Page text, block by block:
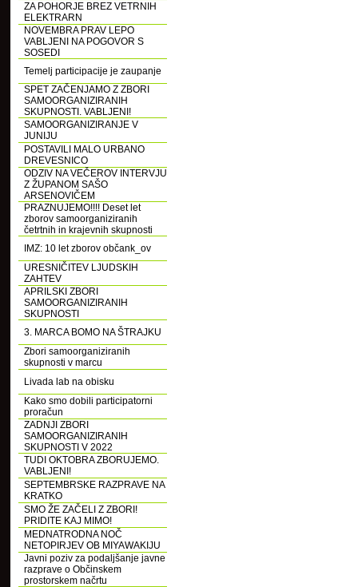
ZA POHORJE BREZ VETRNIH
ELEKTRARN
NOVEMBRA PRAV LEPO
VABLJENI NA POGOVOR S
SOSEDI
Temelj participacije je zaupanje
SPET ZAČENJAMO Z ZBORI
SAMOORGANIZIRANIH
SKUPNOSTI. VABLJENI!
SAMOORGANIZIRANJE V
JUNIJU
POSTAVILI MALO URBANO
DREVESNICO
ODZIV NA VEČEROV INTERVJU
Z ŽUPANOM SAŠO
ARSENOVIČEM
PRAZNUJEMO!!!! Deset let
zborov samoorganiziranih
četrtnih in krajevnih skupnosti
IMZ: 10 let zborov občank_ov
URESNIČITEV LJUDSKIH
ZAHTEV
APRILSKI ZBORI
SAMOORGANIZIRANIH
SKUPNOSTI
3. MARCA BOMO NA ŠTRAJKU
Zbori samoorganiziranih
skupnosti v marcu
Livada lab na obisku
Kako smo dobili participatorni
proračun
ZADNJI ZBORI
SAMOORGANIZIRANIH
SKUPNOSTI V 2022
TUDI OKTOBRA ZBORUJEMO.
VABLJENI!
SEPTEMBRSKE RAZPRAVE NA
KRATKO
SMO ŽE ZAČELI Z ZBORI!
PRIDITE KAJ MIMO!
MEDNATRODNA NOČ
NETOPIRJEV OB MIYAWAKIJU
Javni poziv za podaljšanje javne
razprave o Občinskem
prostorskem načrtu